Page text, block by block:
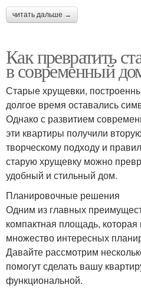
читать дальше →
Как превратить
в современный
Старые хрущевки,
долгое время оставались
Однако с развитием
эти квартиры получили
творческому подходу и
старую хрущевку можно
удобный и стильный дом.
Планировочные решения
Одним из главных
компактная площадь, которая
множество интересных
Давайте рассмотрим
помогут сделать вашу
функциональной.